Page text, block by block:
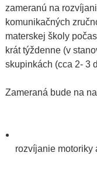
zameranú na
komunikačných
materskej školy
krát týždenne (v
skupinkách (cca 2- 3
Zameraná bude na
rozvíjanie motoriky